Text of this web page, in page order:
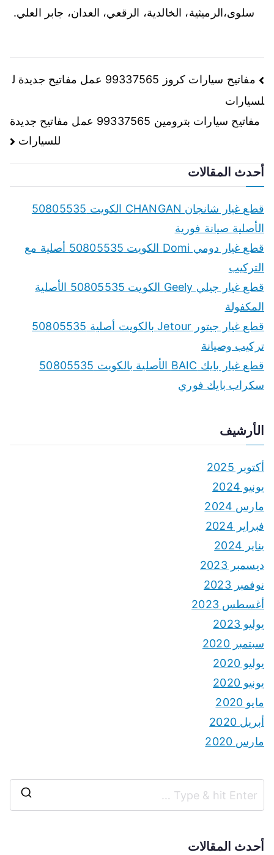
سلوى،الرميثية، الخالدية، الرقعي، العدان، جابر العلي.
تصفّح
المقالات
مفاتيح سيارات كروز 99337565 عمل مفاتيح جديدة ل
لسيارات
مفاتيح سيارات بترومين 99337565 عمل مفاتيح جديدة
للسيارات
أحدث المقالات
قطع غيار شانجان CHANGAN الكويت 50805535
الأصلية صيانة فورية
قطع غيار دومي Domi الكويت 50805535 أصلية مع
التركيب
قطع غيار جيلي Geely الكويت 50805535 الأصلية
المكفولة
قطع غيار جيتور Jetour بالكويت أصلية 50805535
تركيب وصيانة
قطع غيار بايك BAIC الأصلية بالكويت 50805535
سكراب بايك فوري
الأرشيف
أكتوبر 2025
يونيو 2024
مارس 2024
فبراير 2024
يناير 2024
ديسمبر 2023
نوفمبر 2023
أغسطس 2023
يوليو 2023
سبتمبر 2020
يوليو 2020
يونيو 2020
مايو 2020
أبريل 2020
مارس 2020
أحدث المقالات